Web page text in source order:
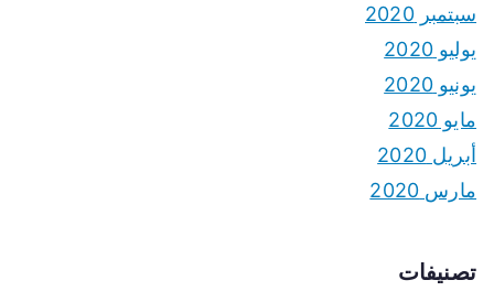
سبتمبر 2020
يوليو 2020
يونيو 2020
مايو 2020
أبريل 2020
مارس 2020
تصنيفات